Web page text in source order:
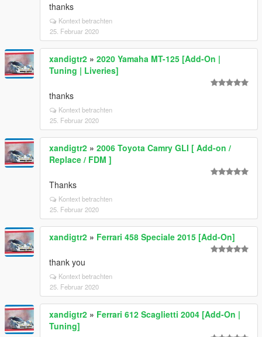
thanks
Kontext betrachten
25. Februar 2020
xandigtr2 » 2020 Yamaha MT-125 [Add-On |
Tuning | Liveries]
thanks
Kontext betrachten
25. Februar 2020
xandigtr2 » 2006 Toyota Camry GLI [ Add-on /
Replace / FDM ]
Thanks
Kontext betrachten
25. Februar 2020
xandigtr2 » Ferrari 458 Speciale 2015 [Add-On]
thank you
Kontext betrachten
25. Februar 2020
xandigtr2 » Ferrari 612 Scaglietti 2004 [Add-On |
Tuning]